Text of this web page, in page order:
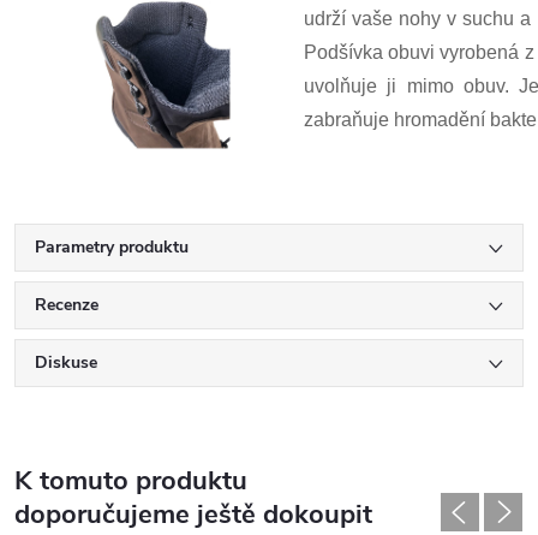
udrží vaše nohy v suchu
Podšívka obuvi vyrobená
uvolňuje ji mimo obuv.
zabraňuje hromadění
Parametry produktu
Recenze
Diskuse
K tomuto produktu
doporučujeme ještě dokoupit